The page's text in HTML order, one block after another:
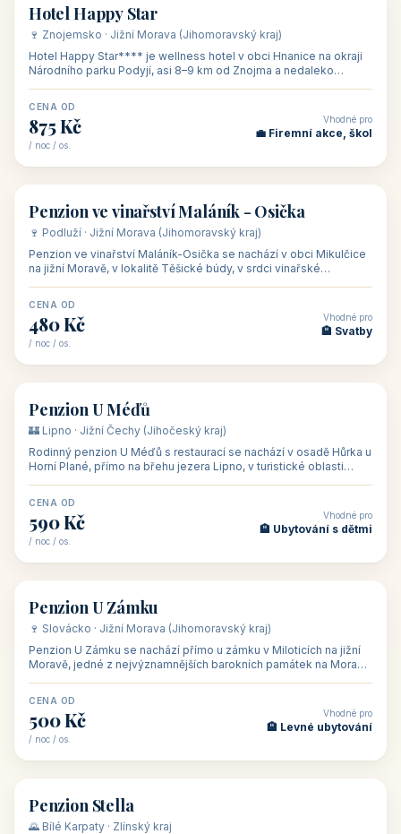
🏨 hotel
Hotel Happy Star
🍷 Znojemsko · Jižní Morava (Jihomoravský kraj)
Hotel Happy Star**** je wellness hotel v obci Hnanice na okraji
Národního parku Podyjí, asi 8–9 km od Znojma a nedaleko
CENA OD
875 Kč
/ noc / os.
Vhodné pro
💼 Firemní akce, škol
🏡 penzion
Penzion ve vinařství Maláník - Osička
🍷 Podluží · Jižní Morava (Jihomoravský kraj)
Penzion ve vinařství Maláník-Osička se nachází v obci Mikulčice
na jižní Moravě, v lokalitě Těšické búdy, v srdci vinařské
CENA OD
480 Kč
/ noc / os.
Vhodné pro
🏨 Svatby
🏡 penzion
Penzion U Méďů
🏰 Lipno · Jižní Čechy (Jihočeský kraj)
Rodinný penzion U Méďů s restaurací se nachází v osadě Hůrka u
Horní Plané, přímo na břehu jezera Lipno, v turistické oblasti
CENA OD
590 Kč
/ noc / os.
Vhodné pro
🏨 Ubytování s dětmi
🏡 penzion
Penzion U Zámku
🍷 Slovácko · Jižní Morava (Jihomoravský kraj)
Penzion U Zámku se nachází přímo u zámku v Miloticích na jižní
Moravě, jedné z nejvýznamnějších barokních památek na Moravě,
CENA OD
500 Kč
/ noc / os.
Vhodné pro
🏨 Levné ubytování
🏡 penzion
Penzion Stella
🌄 Bílé Karpaty · Zlínský kraj